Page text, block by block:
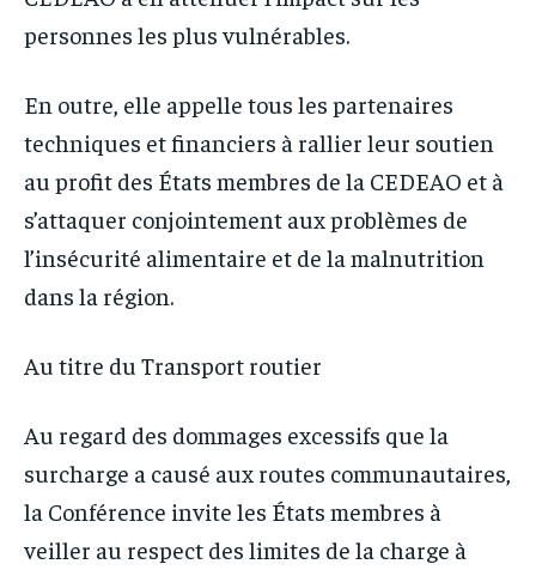
personnes les plus vulnérables.
En outre, elle appelle tous les partenaires
techniques et financiers à rallier leur soutien
au profit des États membres de la CEDEAO et à
s’attaquer conjointement aux problèmes de
l’insécurité alimentaire et de la malnutrition
dans la région.
Au titre du Transport routier
Au regard des dommages excessifs que la
surcharge a causé aux routes communautaires,
la Conférence invite les États membres à
veiller au respect des limites de la charge à